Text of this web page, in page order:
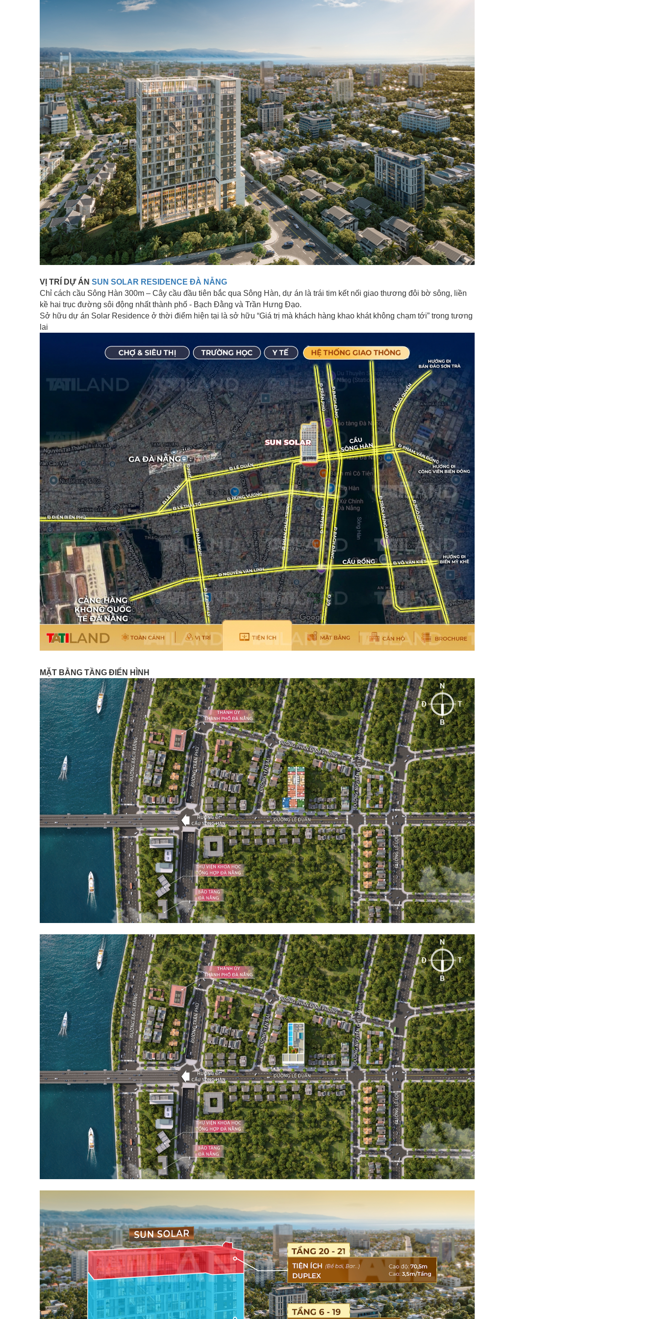
VỊ TRÍ DỰ ÁN SUN SOLAR RESIDENCE ĐÀ NẴNG
Chỉ cách cầu Sông Hàn 300m – Cây cầu đầu tiên bắc qua Sông Hàn, dự án là trái tim kết nối giao thương đôi bờ sông, liền
kề hai trục đường sôi động nhất thành phố - Bạch Đằng và Trần Hưng Đạo.
Sở hữu dự án Solar Residence ở thời điểm hiện tại là sở hữu “Giá trị mà khách hàng khao khát không chạm tới” trong tương
lai
MẶT BẰNG TẦNG ĐIỂN HÌNH